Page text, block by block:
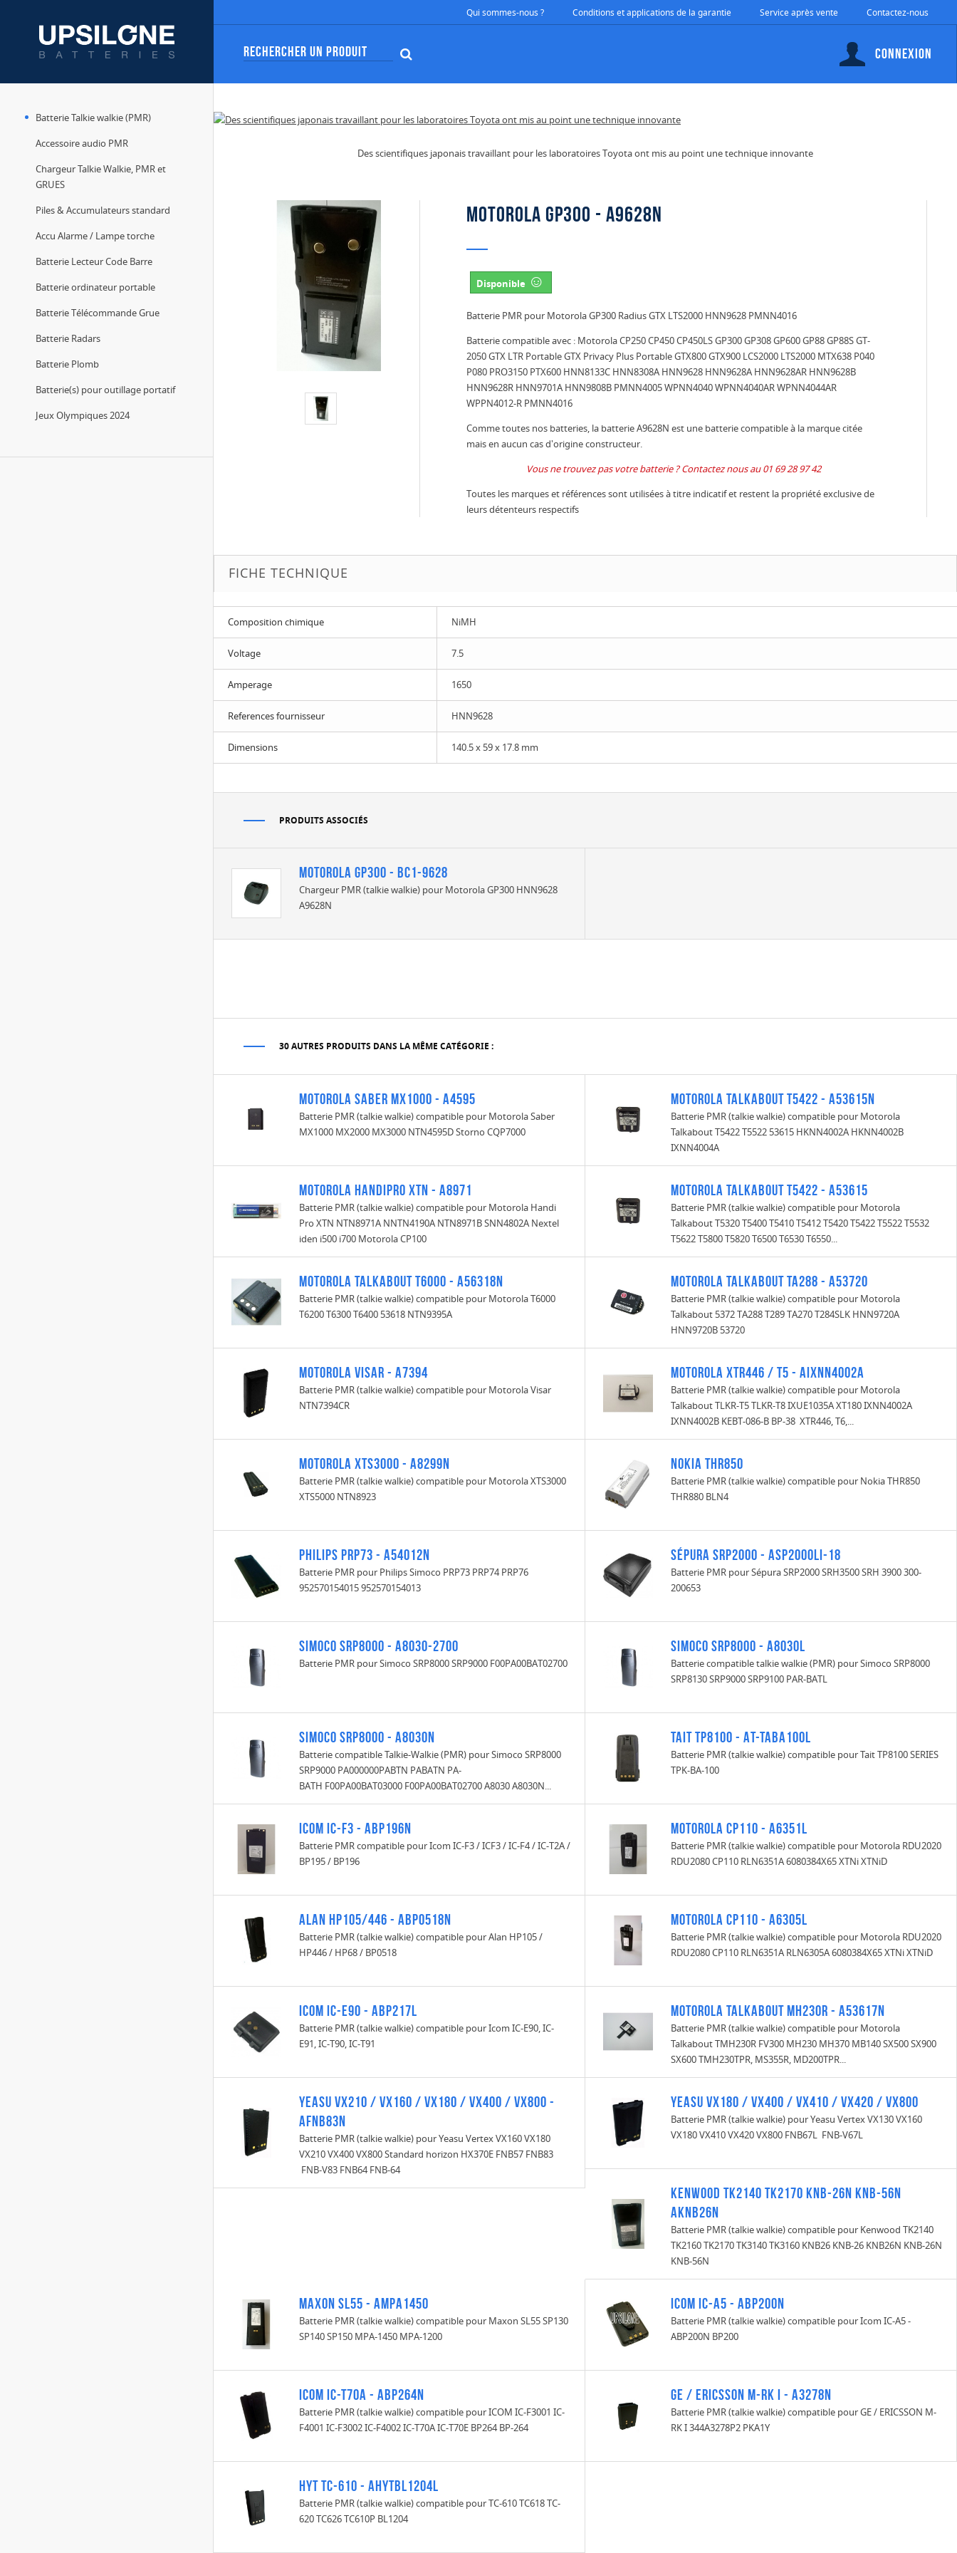
Qui sommes-nous ? Conditions et applications de la garantie Service après vente Contactez-nous
Connexion
Batterie Talkie walkie (PMR)
Accessoire audio PMR
Chargeur Talkie Walkie, PMR et
GRUES
Piles & Accumulateurs standard
Accu Alarme / Lampe torche
Batterie Lecteur Code Barre
Batterie ordinateur portable
Batterie Télécommande Grue
Batterie Radars
Batterie Plomb
Batterie(s) pour outillage portatif
Jeux Olympiques 2024
Des scientifiques japonais travaillant pour les laboratoires Toyota ont mis au point une technique innovante
Motorola GP300 - A9628N
Disponible☺
Batterie PMR pour Motorola GP300 Radius GTX LTS2000 HNN9628 PMNN4016
Batterie compatible avec : Motorola CP250 CP450 CP450LS GP300 GP308 GP600 GP88 GP88S GT-
2050 GTX LTR Portable GTX Privacy Plus Portable GTX800 GTX900 LCS2000 LTS2000 MTX638 P040
P080 PRO3150 PTX600 HNN8133C HNN8308A HNN9628 HNN9628A HNN9628AR HNN9628B
HNN9628R HNN9701A HNN9808B PMNN4005 WPNN4040 WPNN4040AR WPNN4044AR
WPPN4012-R PMNN4016
Comme toutes nos batteries, la batterie A9628N est une batterie compatible à la marque citée
mais en aucun cas d'origine constructeur.
Vous ne trouvez pas votre batterie ? Contactez nous au 01 69 28 97 42
Toutes les marques et références sont utilisées à titre indicatif et restent la propriété exclusive de
leurs détenteurs respectifs
FICHE TECHNIQUE
Composition chimique NiMH
Voltage 7.5
Amperage 1650
References fournisseur HNN9628
Dimensions 140.5 x 59 x 17.8 mm
PRODUITS ASSOCIÉS
Motorola GP300 - BC1-9628
Chargeur PMR (talkie walkie) pour Motorola GP300 HNN9628
A9628N
30 AUTRES PRODUITS DANS LA MÊME CATÉGORIE :
Motorola Saber MX1000 - A4595
Batterie PMR (talkie walkie) compatible pour Motorola Saber
MX1000 MX2000 MX3000 NTN4595D Storno CQP7000
Motorola Talkabout T5422 - A53615N
Batterie PMR (talkie walkie) compatible pour Motorola
Talkabout T5422 T5522 53615 HKNN4002A HKNN4002B
IXNN4004A
Motorola Handipro XTN - A8971
Batterie PMR (talkie walkie) compatible pour Motorola Handi
Pro XTN NTN8971A NNTN4190A NTN8971B SNN4802A Nextel
iden i500 i700 Motorola CP100
Motorola Talkabout T5422 - A53615
Batterie PMR (talkie walkie) compatible pour Motorola
Talkabout T5320 T5400 T5410 T5412 T5420 T5422 T5522 T5532
T5622 T5800 T5820 T6500 T6530 T6550...
Motorola Talkabout T6000 - A56318N
Batterie PMR (talkie walkie) compatible pour Motorola T6000
T6200 T6300 T6400 53618 NTN9395A
Motorola Talkabout TA288 - A53720
Batterie PMR (talkie walkie) compatible pour Motorola
Talkabout 5372 TA288 T289 TA270 T284SLK HNN9720A
HNN9720B 53720
Motorola Visar - A7394
Batterie PMR (talkie walkie) compatible pour Motorola Visar
NTN7394CR
MOTOROLA XTR446 / T5 - AIXNN4002A
Batterie PMR (talkie walkie) compatible pour Motorola
Talkabout TLKR-T5 TLKR-T8 IXUE1035A XT180 IXNN4002A
IXNN4002B KEBT-086-B BP-38 XTR446, T6,...
Motorola XTS3000 - A8299N
Batterie PMR (talkie walkie) compatible pour Motorola XTS3000
XTS5000 NTN8923
Nokia THR850
Batterie PMR (talkie walkie) compatible pour Nokia THR850
THR880 BLN4
Philips PRP73 - A54012N
Batterie PMR pour Philips Simoco PRP73 PRP74 PRP76
952570154015 952570154013
Sépura SRP2000 - ASP2000LI-18
Batterie PMR pour Sépura SRP2000 SRH3500 SRH 3900 300-
200653
Simoco SRP8000 - A8030-2700
Batterie PMR pour Simoco SRP8000 SRP9000 F00PA00BAT02700
Simoco SRP8000 - A8030L
Batterie compatible talkie walkie (PMR) pour Simoco SRP8000
SRP8130 SRP9000 SRP9100 PAR-BATL
Simoco SRP8000 - A8030N
Batterie compatible Talkie-Walkie (PMR) pour Simoco SRP8000
SRP9000 PA000000PABTN PABATN PA-
BATH F00PA00BAT03000 F00PA00BAT02700 A8030 A8030N...
Tait TP8100 - AT-TABA100L
Batterie PMR (talkie walkie) compatible pour Tait TP8100 SERIES
TPK-BA-100
Icom IC-F3 - ABP196N
Batterie PMR compatible pour Icom IC-F3 / ICF3 / IC-F4 / IC-T2A /
BP195 / BP196
Motorola CP110 - A6351L
Batterie PMR (talkie walkie) compatible pour Motorola RDU2020
RDU2080 CP110 RLN6351A 6080384X65 XTNi XTNiD
Alan HP105/446 - ABP0518N
Batterie PMR (talkie walkie) compatible pour Alan HP105 /
HP446 / HP68 / BP0518
Motorola CP110 - A6305L
Batterie PMR (talkie walkie) compatible pour Motorola RDU2020
RDU2080 CP110 RLN6351A RLN6305A 6080384X65 XTNi XTNiD
Icom IC-E90 - ABP217L
Batterie PMR (talkie walkie) compatible pour Icom IC-E90, IC-
E91, IC-T90, IC-T91
Motorola Talkabout MH230R - A53617N
Batterie PMR (talkie walkie) compatible pour Motorola
Talkabout TMH230R FV300 MH230 MH370 MB140 SX500 SX900
SX600 TMH230TPR, MS355R, MD200TPR...
Yeasu VX210 / VX160 / VX180 / VX400 / VX800 -
AFNB83N
Batterie PMR (talkie walkie) pour Yeasu Vertex VX160 VX180
VX210 VX400 VX800 Standard horizon HX370E FNB57 FNB83
FNB-V83 FNB64 FNB-64
Yeasu VX180 / VX400 / VX410 / VX420 / VX800
Batterie PMR (talkie walkie) pour Yeasu Vertex VX130 VX160
VX180 VX410 VX420 VX800 FNB67L FNB-V67L
Kenwood TK2140 TK2170 KNB-26N KNB-56N
AKNB26N
Batterie PMR (talkie walkie) compatible pour Kenwood TK2140
TK2160 TK2170 TK3140 TK3160 KNB26 KNB-26 KNB26N KNB-26N
KNB-56N
Maxon SL55 - AMPA1450
Batterie PMR (talkie walkie) compatible pour Maxon SL55 SP130
SP140 SP150 MPA-1450 MPA-1200
Icom IC-A5 - ABP200N
Batterie PMR (talkie walkie) compatible pour Icom IC-A5 -
ABP200N BP200
ICOM IC-T70A - ABP264N
Batterie PMR (talkie walkie) compatible pour ICOM IC-F3001 IC-
F4001 IC-F3002 IC-F4002 IC-T70A IC-T70E BP264 BP-264
GE / ERICSSON M-RK I - A3278N
Batterie PMR (talkie walkie) compatible pour GE / ERICSSON M-
RK I 344A3278P2 PKA1Y
HYT TC-610 - AHYTBL1204L
Batterie PMR (talkie walkie) compatible pour TC-610 TC618 TC-
620 TC626 TC610P BL1204